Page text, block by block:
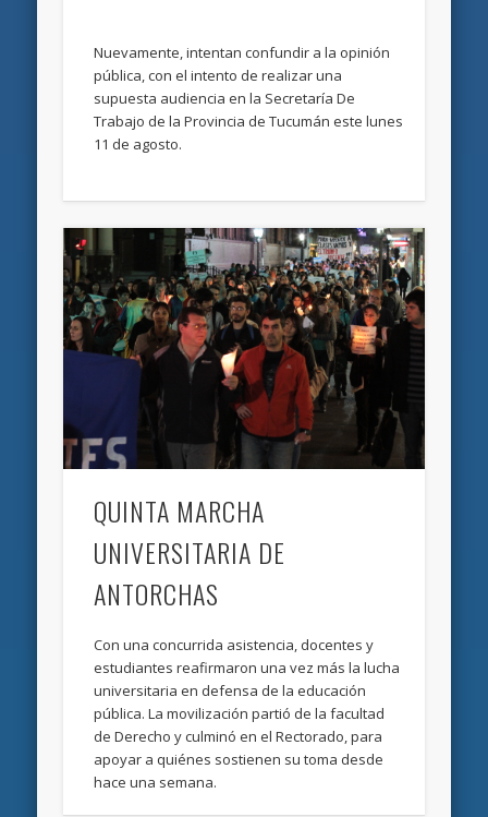
Nuevamente, intentan confundir a la opinión
pública, con el intento de realizar una
supuesta audiencia en la Secretaría De
Trabajo de la Provincia de Tucumán este lunes
11 de agosto.
QUINTA MARCHA
UNIVERSITARIA DE
ANTORCHAS
Con una concurrida asistencia, docentes y
estudiantes reafirmaron una vez más la lucha
universitaria en defensa de la educación
pública. La movilización partió de la facultad
de Derecho y culminó en el Rectorado, para
apoyar a quiénes sostienen su toma desde
hace una semana.